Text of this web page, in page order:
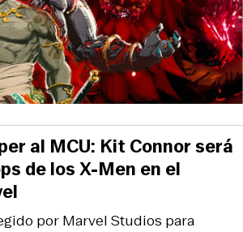
por Marvel Studios para
al MCU: Kit Connor será
de los X-Men en el